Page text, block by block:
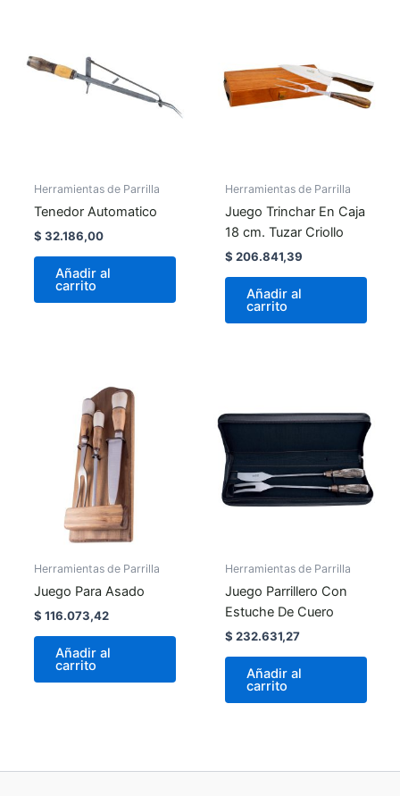
Herramientas de Parrilla
Tenedor Automatico
$ 32.186,00
Añadir al
carrito
Herramientas de Parrilla
Juego Trinchar En Caja
18 cm. Tuzar Criollo
$ 206.841,39
Añadir al
carrito
Herramientas de Parrilla
Juego Para Asado
$ 116.073,42
Añadir al
carrito
Herramientas de Parrilla
Juego Parrillero Con
Estuche De Cuero
$ 232.631,27
Añadir al
carrito